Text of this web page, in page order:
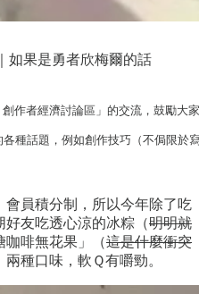
如果是勇者欣梅爾的話
作者經濟討論區」的交流，鼓勵
種話題，例如創作技巧（不侷限
員積分制，所以今年除了吃
友吃透心涼的冰粽（明明就
咖啡無花果」（這是什麼衝突
種口味，軟Ｑ有嚼勁。